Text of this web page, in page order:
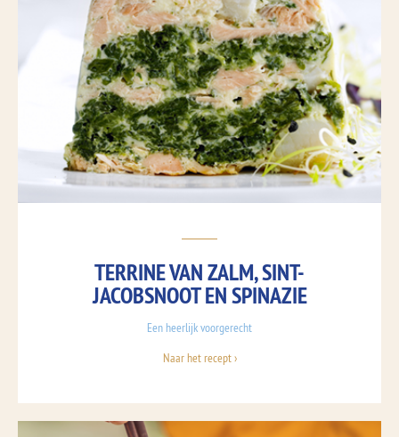
TERRINE VAN ZALM, SINT-
JACOBSNOOT EN SPINAZIE
Een heerlijk voorgerecht
Naar het recept ›